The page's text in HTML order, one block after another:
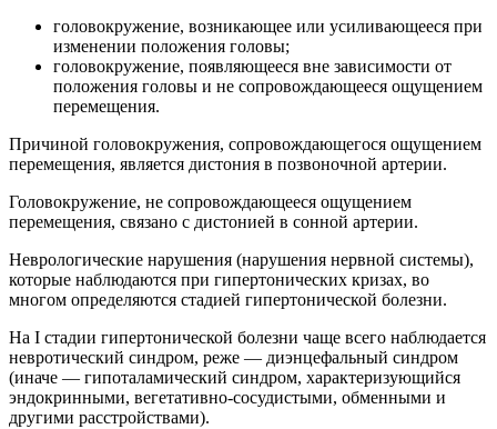
головокружение, возникающее или усиливающееся при
изменении положения головы;
головокружение, появляющееся вне зависимости от
положения головы и не сопровождающееся ощущением
перемещения.
Причиной головокружения, сопровождающегося ощущением
перемещения, является дистония в позвоночной артерии.
Головокружение, не сопровождающееся ощущением
перемещения, связано с дистонией в сонной артерии.
Неврологические нарушения (нарушения нервной системы),
которые наблюдаются при гипертонических кризах, во
многом определяются стадией гипертонической болезни.
На I стадии гипертонической болезни чаще всего наблюдается
невротический синдром, реже — диэнцефальный синдром
(иначе — гипоталамический синдром, характеризующийся
эндокринными, вегетативно-сосудистыми, обменными и
другими расстройствами).